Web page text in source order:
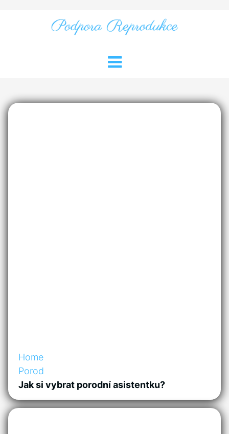
Home
Porod
Jak si vybrat porodní asistentku?